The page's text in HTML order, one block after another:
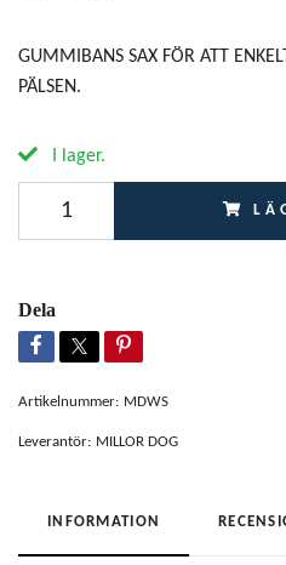
GUMMIBANS SAX FÖR ATT
PÄLSEN.
I lager.
Dela
Artikelnummer: MDWS
Leverantör: MILLOR DOG
INFORMATION